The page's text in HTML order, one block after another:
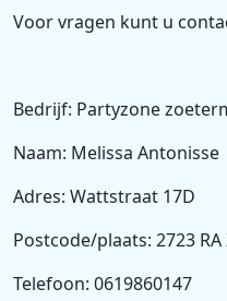
Voor vragen kunt u
Bedrijf: Partyzone
Naam: Melissa Antonisse
Adres: Wattstraat 17D
Postcode/plaats: 2723
Telefoon: 0619860147